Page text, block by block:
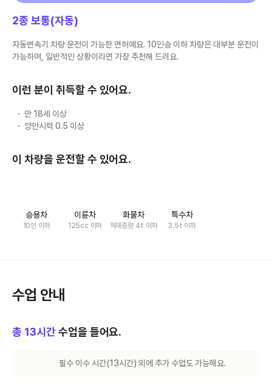
2종 보통(자동)
자동변속기 차량 운전이 가능한 면허예요. 10인승 이하 차량은 대부분 운전이
가능하며, 일반적인 상황이라면 가장 추천해 드려요.
이런 분이 취득할 수 있어요.
만 18세 이상
양안시력 0.5 이상
이 차량을 운전할 수 있어요.
승용차
10인 이하
이륜차
125cc 이하
화물차
적재중량 4t 이하
특수차
3.5t 이하
수업 안내
총 13시간 수업을 들어요.
필수 이수 시간(13시간) 외에 추가 수업도 가능해요.